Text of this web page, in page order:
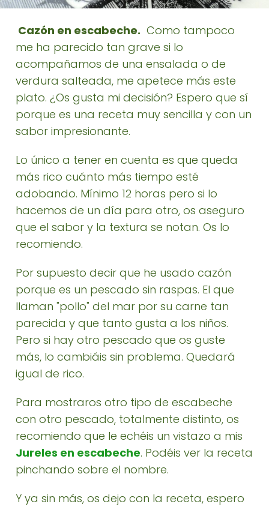
Cazón en escabeche. Como tampoco
me ha parecido tan grave si lo
acompañamos de una ensalada o de
verdura salteada, me apetece más este
plato. ¿Os gusta mi decisión? Espero que sí
porque es una receta muy sencilla y con un
sabor impresionante.
Lo único a tener en cuenta es que queda
más rico cuánto más tiempo esté
adobando. Mínimo 12 horas pero si lo
hacemos de un día para otro, os aseguro
que el sabor y la textura se notan. Os lo
recomiendo.
Por supuesto decir que he usado cazón
porque es un pescado sin raspas. El que
llaman "pollo" del mar por su carne tan
parecida y que tanto gusta a los niños.
Pero si hay otro pescado que os guste
más, lo cambiáis sin problema. Quedará
igual de rico.
Para mostraros otro tipo de escabeche
con otro pescado, totalmente distinto, os
recomiendo que le echéis un vistazo a mis
Jureles en escabeche. Podéis ver la receta
pinchando sobre el nombre.
Y ya sin más, os dejo con la receta, espero